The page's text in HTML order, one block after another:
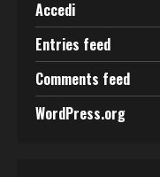
Accedi
Entries feed
Comments feed
WordPress.org